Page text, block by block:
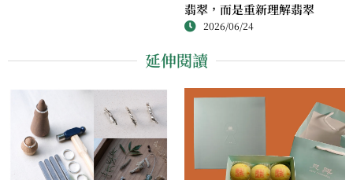
翡翠，而是重新理解翡翠
2026/06/24
延伸閱讀